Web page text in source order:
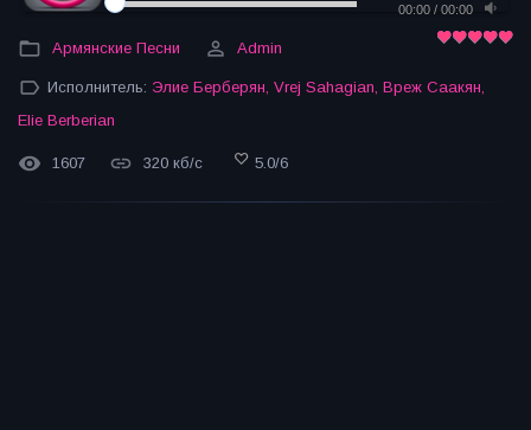
00:00 / 00:00
Армянские Песни Admin
Исполнитель: Элие Берберян Vrej Sahagian Вреж Саакян
Elie Berberian
1607 320 кб/с 5.0/6